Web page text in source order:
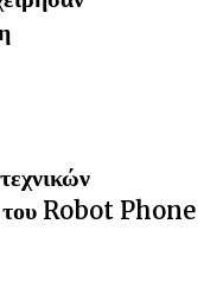
του Robot Phone